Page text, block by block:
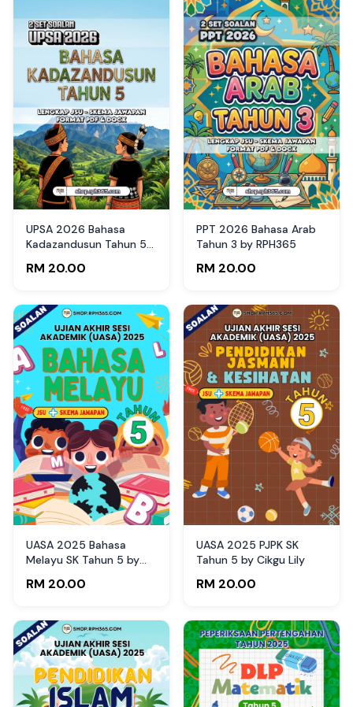
UPSA 2026 Bahasa
Kadazandusun Tahun 5
RM 20.00
PPT 2026 Bahasa Arab
Tahun 3 by RPH365
RM 20.00
UASA 2025 Bahasa
Melayu SK Tahun 5 by
RM 20.00
UASA 2025 PJPK SK
Tahun 5 by Cikgu Lily
RM 20.00